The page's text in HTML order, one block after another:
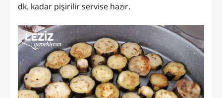
dk. kadar pişirilir servise hazır.